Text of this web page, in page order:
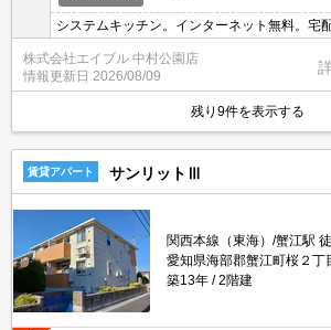
システムキッチン。インターネット無料。宅
乾燥機、室内物干し付きで雨の日も安心です
株式会社エイブル 中村公園店
情報更新日 2026/08/09
残り9件を表示する
賃貸アパート サンリットⅢ
関西本線（東海）/蟹江駅
愛知県海部郡蟹江町桜２丁
築13年
2階建